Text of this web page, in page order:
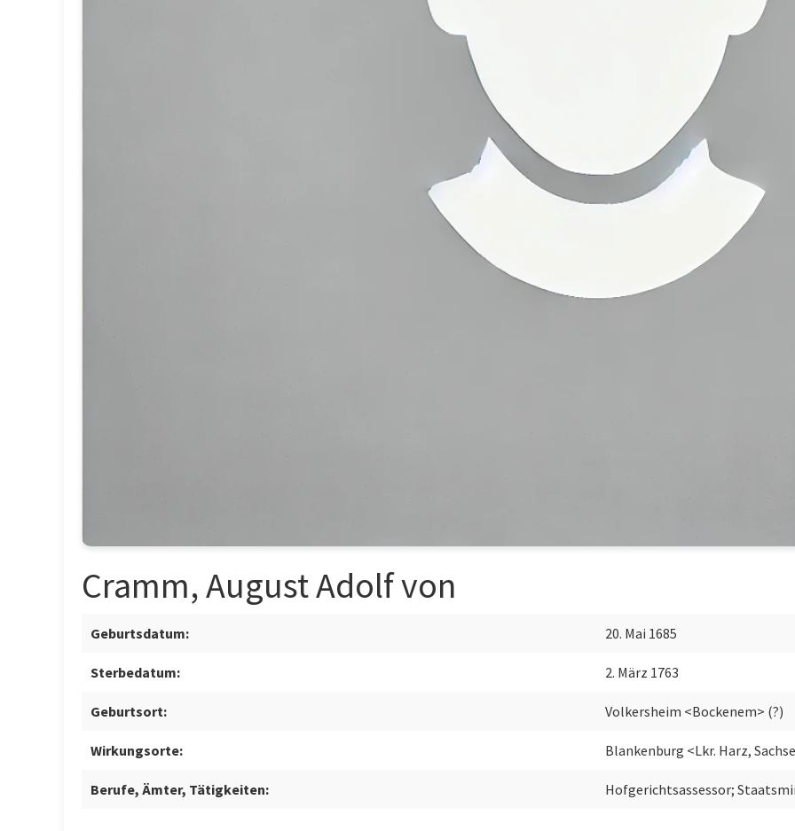
Cramm, August Adolf von
Geburtsdatum: 20. Mai 1685
Sterbedatum: 2. März 1763
Geburtsort: Volkersheim <Bockenem> (?)
Wirkungsorte: Blankenburg <Lkr. Harz,
Berufe, Ämter, Tätigkeiten: Hofgerichtsassessor;